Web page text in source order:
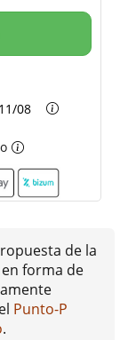
08
de la
forma de
Punto-P
.